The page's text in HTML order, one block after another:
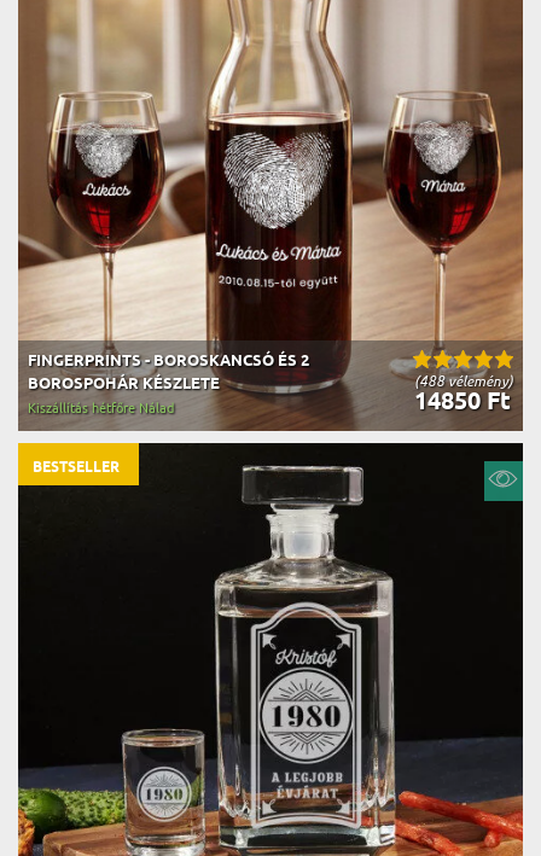
(488 vélemény)
FINGERPRINTS - BOROSKANCSÓ ÉS 2
BOROSPOHÁR KÉSZLETE
14850 Ft
Kiszállítás hétfőre Nálad
BESTSELLER